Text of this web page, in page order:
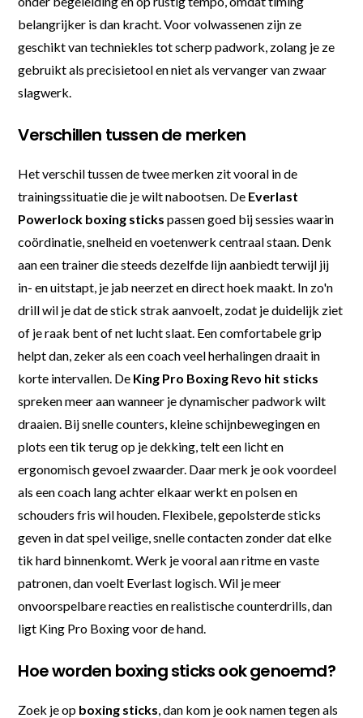
belangrijker is dan kracht. Voor volwassenen zijn ze
geschikt van techniekles tot scherp padwork, zolang je ze
gebruikt als precisietool en niet als vervanger van zwaar
slagwerk.
Verschillen tussen de merken
Het verschil tussen de twee merken zit vooral in de
trainingssituatie die je wilt nabootsen. De Everlast
Powerlock boxing sticks passen goed bij sessies waarin
coördinatie, snelheid en voetenwerk centraal staan. Denk
aan een trainer die steeds dezelfde lijn aanbiedt terwijl jij
in- en uitstapt, je jab neerzet en direct hoek maakt. In zo'n
drill wil je dat de stick strak aanvoelt, zodat je duidelijk ziet
of je raak bent of net lucht slaat. Een comfortabele grip
helpt dan, zeker als een coach veel herhalingen draait in
korte intervallen. De King Pro Boxing Revo hit sticks
spreken meer aan wanneer je dynamischer padwork wilt
draaien. Bij snelle counters, kleine schijnbewegingen en
plots een tik terug op je dekking, telt een licht en
ergonomisch gevoel zwaarder. Daar merk je ook voordeel
als een coach lang achter elkaar werkt en polsen en
schouders fris wil houden. Flexibele, gepolsterde sticks
geven in dat spel veilige, snelle contacten zonder dat elke
tik hard binnenkomt. Werk je vooral aan ritme en vaste
patronen, dan voelt Everlast logisch. Wil je meer
onvoorspelbare reacties en realistische counterdrills, dan
ligt King Pro Boxing voor de hand.
Hoe worden boxing sticks ook genoemd?
Zoek je op boxing sticks, dan kom je ook namen tegen als